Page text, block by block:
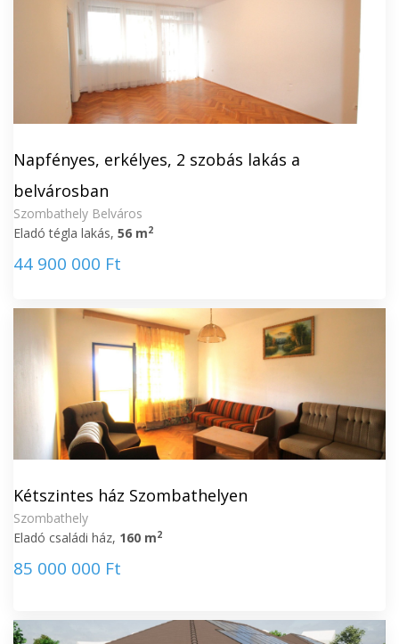
Napfényes, erkélyes, 2 szobás lakás a
belvárosban
Szombathely Belváros
Eladó tégla lakás, 56 m2
44 900 000 Ft
Kétszintes ház Szombathelyen
Szombathely
Eladó családi ház, 160 m2
85 000 000 Ft